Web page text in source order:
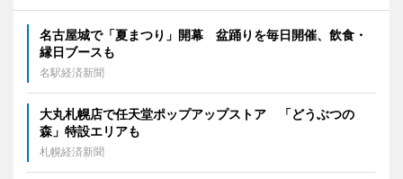
名古屋城で「夏まつり」開幕 盆踊りを毎日開催、飲食・
縁日ブースも
名駅経済新聞
大丸札幌店で任天堂ポップアップストア 「どうぶつの
森」特設エリアも
札幌経済新聞